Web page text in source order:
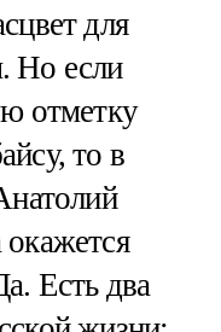
для
Но если
отметку
то в
Есть два